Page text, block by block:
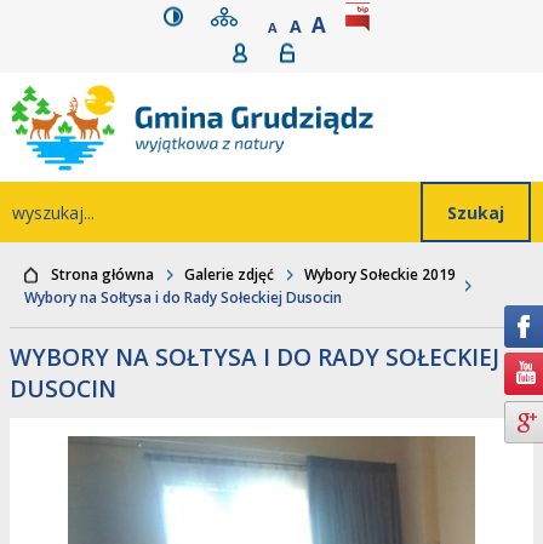
Przejdź do głównego
Przejdź do treści
Przejdź do
wyszukiwarki
Przejdź do mapywersja kontrastowa
mapa serwisu
A POMNIEJSZ CZCIONKĘ
A STANDARDOWY ROZMIAR
A POWIĘKSZ
rozmiar czcionki
Rejestracja
Strona główna Galerie zdjęć
Wybory Sołeckie 2019
Wybory na Sołtysa i do Rady Sołeckiej Dusocin
WYBORY NA SOŁTYSA I DO RADY SOŁECKIEJ
DUSOCIN